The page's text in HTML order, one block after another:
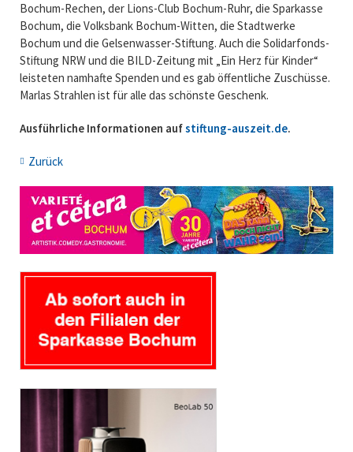
Bochum-Rechen, der Lions-Club Bochum-Ruhr, die Sparkasse
Bochum, die Volksbank Bochum-Witten, die Stadtwerke
Bochum und die Gelsenwasser-Stiftung. Auch die Solidarfonds-
Stiftung NRW und die BILD-Zeitung mit „Ein Herz für Kinder“
leisteten namhafte Spenden und es gab öffentliche Zuschüsse.
Marlas Strahlen ist für alle das schönste Geschenk.
Ausführliche Informationen aufstiftung-auszeit.de.
Zurück